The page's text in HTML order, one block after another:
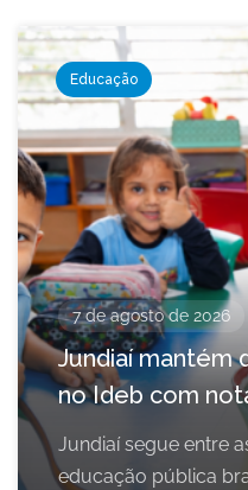
Educação
7 de agosto de 2026
Jundiaí mantém
no Ideb com
Jundiaí segue entre
educação pública